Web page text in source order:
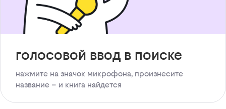
голосовой ввод в поиске
нажмите на значок микрофона, произнесите
название – и книга найдется